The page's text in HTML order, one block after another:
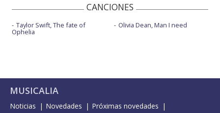
CANCIONES
Taylor Swift, The fate of
Ophelia
Olivia Dean, Man I need
MUSICALIA
Noticias Novedades
Próximas novedades